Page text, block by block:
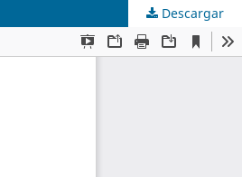
Descargar